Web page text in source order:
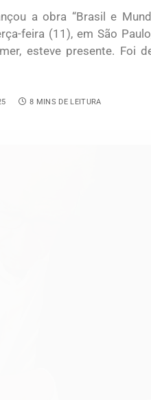
a obra “Brasil e
feira (11), em São
esteve presente. Foi
8 MINS DE LEITURA